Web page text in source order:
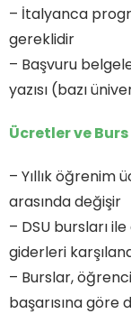
– İtalyanca
gereklidir
– Başvuru
yazısı (bazı
Ücretler ve
– Yıllık
arasında değişir
– DSU bursları
giderleri
– Burslar,
başarısına göre